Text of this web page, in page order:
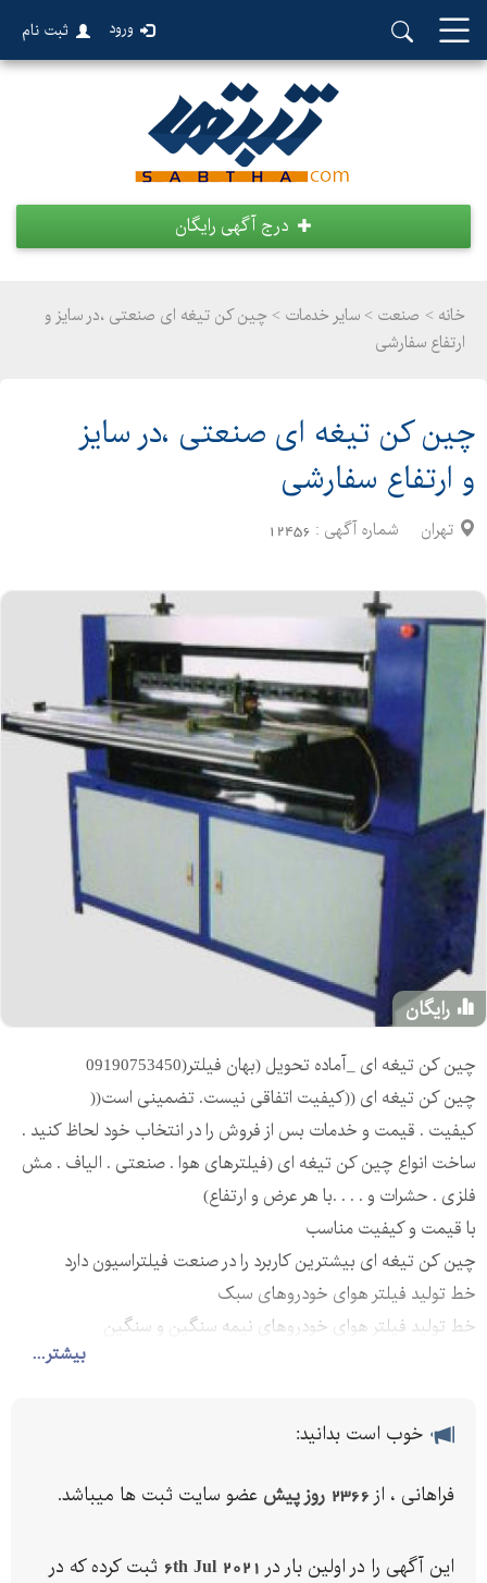
ورود ثبت نام
درج آگهی رایگان
خانه > صنعت > سایر خدمات > چین کن تیغه ای صنعتی ،در سایز و
ارتفاع سفارشی
چین کن تیغه ای صنعتی ،در سایز
و ارتفاع سفارشی
تهران شماره آگهی : 12456
رایگان
بیشتر...
چین کن تیغه ای _آماده تحویل (بهان فیلتر(09190753450
چین کن تیغه ای ((کیفیت اتفاقی نیست. تضمینی است((
کیفیت . قیمت و خدمات بس از فروش را در انتخاب خود لحاظ کنید .
ساخت انواع چین کن تیغه ای (فیلترهای هوا . صنعتی . الیاف . مش
فلزی . حشرات و . . . .با هر عرض و ارتفاع)
با قیمت و کیفیت مناسب
چین کن تیغه ای بیشترین کاربرد را در صنعت فیلتراسیون دارد
خط تولید فیلتر هوای خودروهای سبک
خط تولید فیلتر هوای خودروهای نیمه سنگین و سنگین
خط تولید فیلترهای روغن خودروهای سبک و سنگین
خط تولید فیلترهای صنعتی با مش فلزی
به سفارش مشتریان محترم
خوب است بدانید:
فراهانی ، از 2366 روز پیش عضو سایت ثبت ها میباشد.
این آگهی را در اولین بار در 6th Jul 2021 ثبت کرده که در